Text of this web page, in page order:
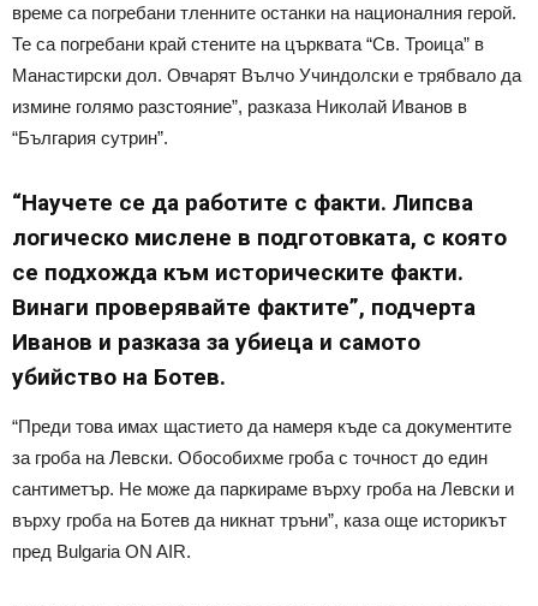
време са погребани тленните останки на националния герой.
Те са погребани край стените на църквата “Св. Троица” в
Манастирски дол. Овчарят Вълчо Учиндолски е трябвало да
измине голямо разстояние”, разказа Николай Иванов в
“България сутрин”.
“Научете се да работите с факти. Липсва
логическо мислене в подготовката, с която
се подхожда към историческите факти.
Винаги проверявайте фактите”, подчерта
Иванов и разказа за убиеца и самото
убийство на Ботев.
“Преди това имах щастието да намеря къде са документите
за гроба на Левски. Обособихме гроба с точност до един
сантиметър. Не може да паркираме върху гроба на Левски и
върху гроба на Ботев да никнат тръни”, каза още историкът
пред Bulgaria ON AIR.